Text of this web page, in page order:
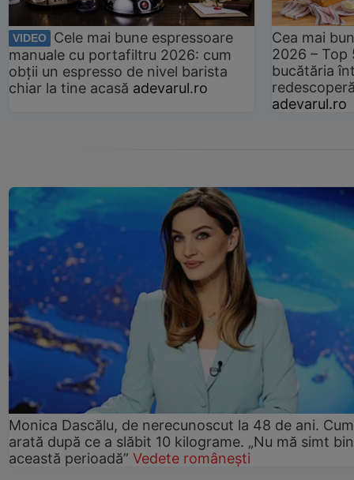
VIDEO
Cele mai bune espressoare
manuale cu portafiltru 2026: cum
obții un espresso de nivel barista
chiar la tine acasă adevarul.ro
Cea mai
2026 –
bucătăria
adevarul.ro
Monica Dascălu, de nerecunoscut la 48 de ani. Cum
arată după ce a slăbit 10 kilograme. „Nu mă simt
această perioadă” Vedete românești